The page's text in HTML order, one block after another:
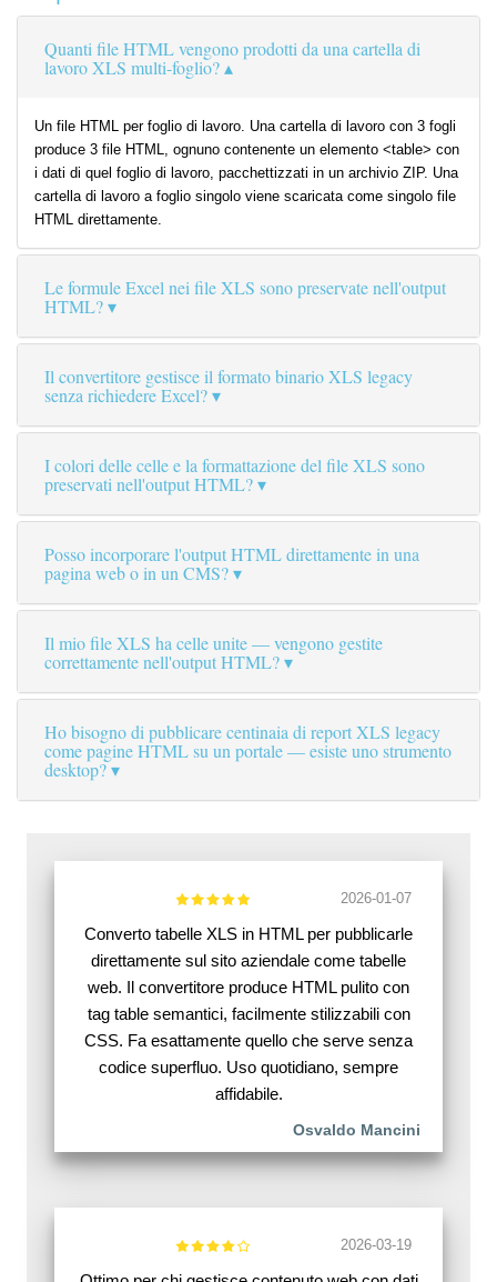
Quanti file HTML vengono prodotti da una cartella di
lavoro XLS multi-foglio?
Un file HTML per foglio di lavoro. Una cartella di lavoro con 3 fogli
produce 3 file HTML, ognuno contenente un elemento <table> con
i dati di quel foglio di lavoro, pacchettizzati in un archivio ZIP. Una
cartella di lavoro a foglio singolo viene scaricata come singolo file
HTML direttamente.
Le formule Excel nei file XLS sono preservate nell'output
HTML?
Il convertitore gestisce il formato binario XLS legacy
senza richiedere Excel?
I colori delle celle e la formattazione del file XLS sono
preservati nell'output HTML?
Posso incorporare l'output HTML direttamente in una
pagina web o in un CMS?
Il mio file XLS ha celle unite — vengono gestite
correttamente nell'output HTML?
Ho bisogno di pubblicare centinaia di report XLS legacy
come pagine HTML su un portale — esiste uno strumento
desktop?
2026-01-07
Converto tabelle XLS in HTML per pubblicarle
direttamente sul sito aziendale come tabelle
web. Il convertitore produce HTML pulito con
tag table semantici, facilmente stilizzabili con
CSS. Fa esattamente quello che serve senza
codice superfluo. Uso quotidiano, sempre
affidabile.
Osvaldo Mancini
2026-03-19